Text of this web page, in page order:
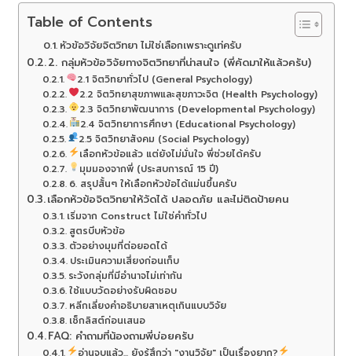
Table of Contents
หัวข้อวิจัยจิตวิทยา ไม่ใช่เลือกเพราะดูเท่ครับ
2. กลุ่มหัวข้อวิจัยทางจิตวิทยาที่น่าสนใจ (พี่คัดมาให้แล้วครับ)
2.1 จิตวิทยาทั่วไป (General Psychology)
2.2 จิตวิทยาสุขภาพและสุขภาวะจิต (Health Psychology)
2.3 จิตวิทยาพัฒนาการ (Developmental Psychology)
2.4 จิตวิทยาการศึกษา (Educational Psychology)
2.5 จิตวิทยาสังคม (Social Psychology)
เลือกหัวข้อแล้ว แต่ยังไม่มั่นใจ พี่ช่วยได้ครับ
มุมมองจากพี่ (ประสบการณ์ 15 ปี)
6. สรุปสั้นๆ ให้เลือกหัวข้อได้แม่นขึ้นครับ
เลือกหัวข้อจิตวิทยาให้วัดได้ ปลอดภัย และไม่ติดป้ายคน
เริ่มจาก Construct ไม่ใช่คำทั่วไป
สูตรบีบหัวข้อ
ตัวอย่างมุมที่ต่อยอดได้
ประเมินความเสี่ยงก่อนเก็บ
ระวังกลุ่มที่มีอำนาจไม่เท่ากัน
ใช้แบบวัดอย่างรับผิดชอบ
หลีกเลี่ยงคำอธิบายสาเหตุเกินแบบวิจัย
เช็กลิสต์ก่อนเสนอ
FAQ: คำถามที่น้องถามพี่บ่อยครับ
อ่านจบแล้ว... ยังรู้สึกว่า "งานวิจัย" เป็นเรื่องยาก?